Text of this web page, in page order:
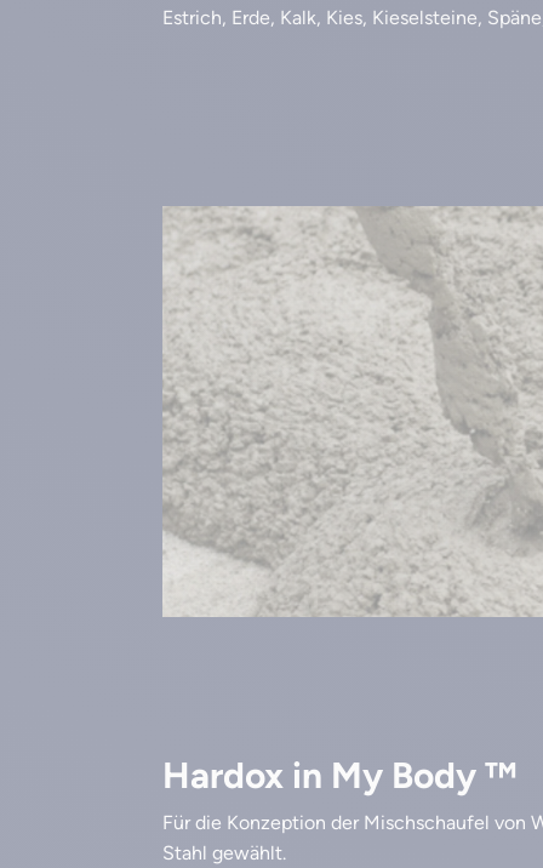
Estrich, Erde, Kalk, Kies, Kieselsteine,
Hardox in My Body ™
Für die Konzeption der Mischschaufel von
Stahl gewählt.